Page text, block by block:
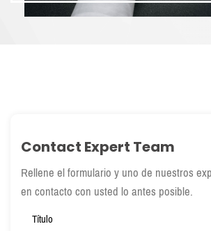
Contact Expert Team
Rellene el formulario y uno de nuestros
en contacto con usted lo antes posible.
Título